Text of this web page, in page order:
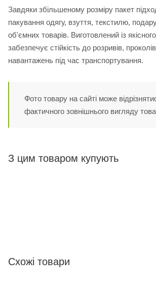
Завдяки збільшеному розміру пакет
пакування одягу, взуття, текстилю,
об'ємних товарів. Виготовлений із
забезпечує стійкість до розривів,
навантажень під час транспортування.
Фото товару на сайті може
фактичного зовнішнього вигляду
З цим товаром купують
Схожі товари